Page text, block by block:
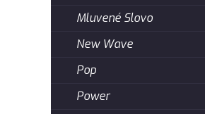
Mluvené Slovo
New Wave
Pop
Power